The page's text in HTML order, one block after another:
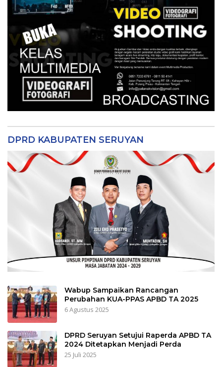
DPRD KABUPATEN SERUYAN
Wabup Sampaikan Rancangan
Perubahan KUA-PPAS APBD TA 2025
6 Agustus 2025
DPRD Seruyan Setujui Raperda APBD TA
2024 Ditetapkan Menjadi Perda
25 Juli 2025